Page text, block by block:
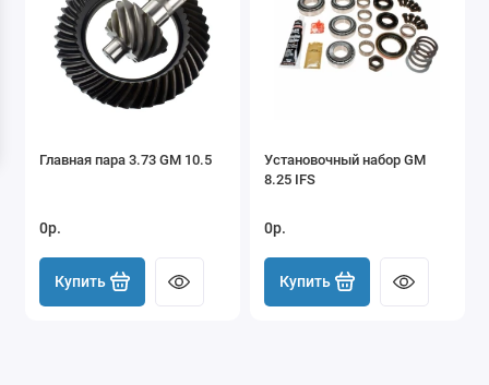
Главная пара 3.73 GM 10.5
0р.
Купить
Установочный набор GM
8.25 IFS
0р.
Купить